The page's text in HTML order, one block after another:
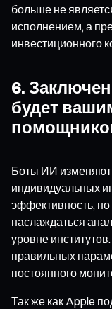
больше не
исполнением, а
инвестиционного
6.
будет
Боты ИИ изменяют
индивидуальных
эффективность,
наслаждаться
уровне
правильных
постоянного
Так же как Apple